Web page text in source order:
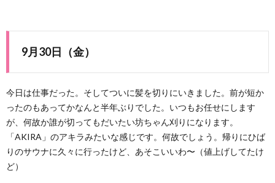
9月30日（金）
今日は仕事だった。そしてついに髪を切りにいきました。前が短か
ったのもあってかなんと半年ぶりでした。いつもお任せにします
が、何故か誰が切ってもだいたい坊ちゃん刈りになります。
「AKIRA」のアキラみたいな感じです。何故でしょう。帰りにひば
りのサウナに久々に行ったけど、あそこいいわ〜（値上げしてたけ
ど）